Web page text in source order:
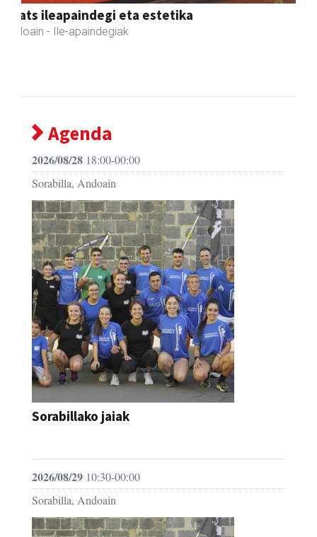
Amabi haur eta gazte jantziak
Andoain - Arropa-dendak
Agenda
2026/08/28 18:00-00:00
Sorabilla, Andoain
Sorabillako jaiak
2026/08/29 10:30-00:00
Sorabilla, Andoain